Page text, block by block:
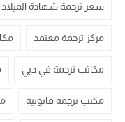
سعر ترجمة شهادة الميلاد
مركز ترجمة معتمد
مكاتب ترجمة في دبي
مكتب ترجمة قانونية